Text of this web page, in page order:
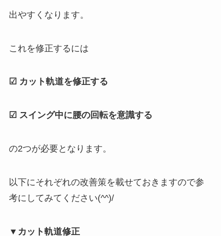
出やすくなります。
これを修正するには
☑ カット軌道を修正する
☑ スイング中に腰の回転を意識する
の2つが必要となります。
以下にそれぞれの改善策を載せておきますので参
考にしてみてください(^^)/
▼カット軌道修正